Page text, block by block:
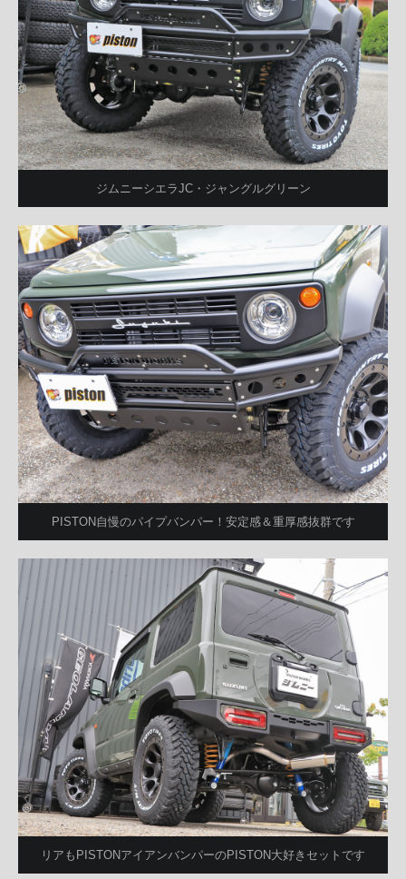
ジムニーシエラJC・ジャングルグリーン
PISTON自慢のパイプバンパー！安定感＆重厚感抜群です
リアもPISTONアイアンバンパーのPISTON大好きセットです